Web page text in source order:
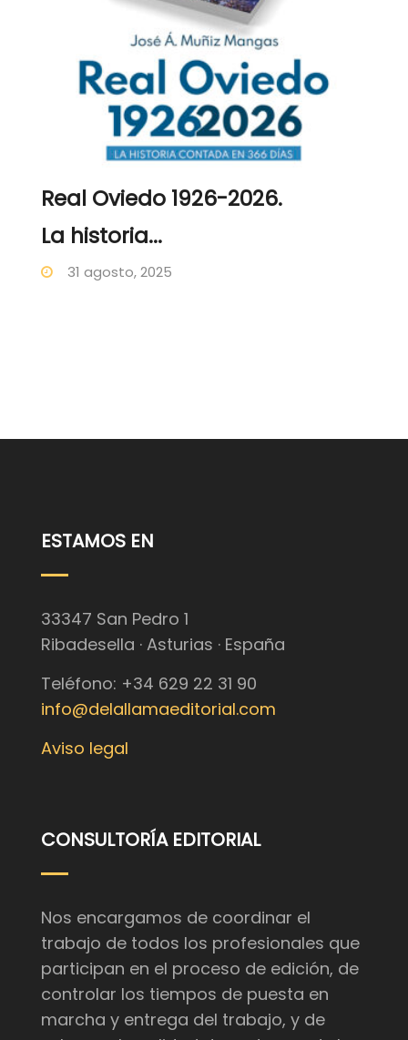
Real Oviedo 1926-2026.
La historia...
31 agosto, 2025
ESTAMOS EN
33347 San Pedro 1
Ribadesella · Asturias · España
Teléfono: +34 629 22 31 90
info@delallamaeditorial.com
Aviso legal
CONSULTORÍA EDITORIAL
Nos encargamos de coordinar el
trabajo de todos los profesionales que
participan en el proceso de edición, de
controlar los tiempos de puesta en
marcha y entrega del trabajo, y de